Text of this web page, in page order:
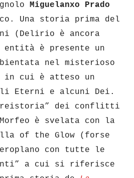
Miguelanxo Prado
Una storia prima del
(Delirio è ancora
è presente un
nel misterioso
in cui è atteso un
Eterni e alcuni Dei.
dei conflitti
è svelata con la
of the Glow (forse
con tutte le
a cui si riferisce